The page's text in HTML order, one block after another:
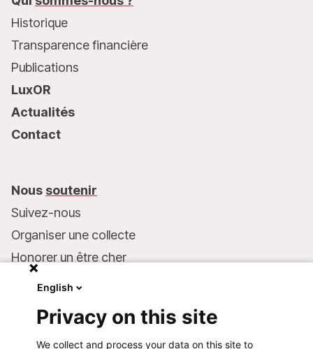
Historique
Transparence financière
Publications
LuxOR
Actualités
Contact
Nous soutenir
Suivez-nous
Organiser une collecte
Honorer un être cher
Faire un don
English
Privacy on this site
We collect and process your data on this site to